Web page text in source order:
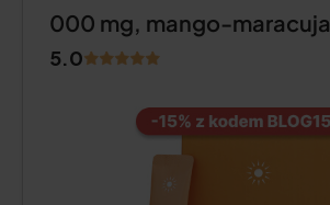
000 mg, mango-maracuja
5.0